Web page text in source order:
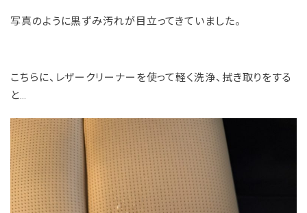
写真のように黒ずみ汚れが目立ってきていました。
こちらに、レザークリーナーを使って軽く洗浄、拭き取りをする
と…